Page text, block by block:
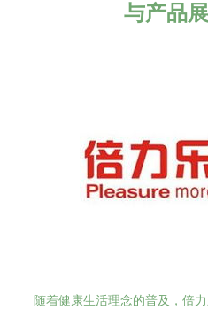
与产品
随着健康生活理念的普及，倍